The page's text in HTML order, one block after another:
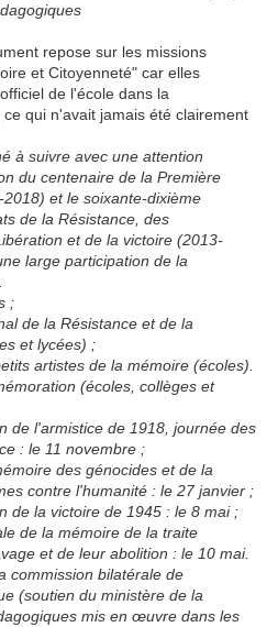
repose sur les missions
et Citoyenneté" car elles
de l'école dans la
qui n'avait jamais été clairement
à suivre avec une attention
du centenaire de la Première
et le soixante-dixième
de la Résistance, des
et de la victoire (2013-
large participation de la
;
de la Résistance et de la
et lycées) ;
artistes de la mémoire (écoles).
(écoles, collèges et
de l'armistice de 1918, journée des
: le 11 novembre ;
des génocides et de la
contre l'humanité : le 27 janvier ;
de la victoire de 1945 : le 8 mai ;
de la mémoire de la traite
et de leur abolition : le 10 mai.
commission bilatérale de
(soutien du ministère de la
mis en œuvre dans les